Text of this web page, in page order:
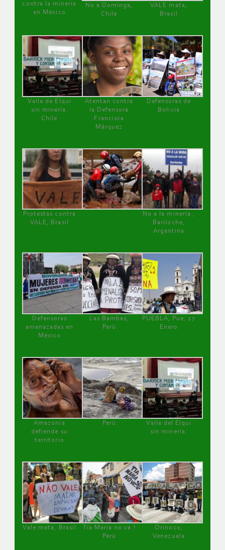
contra la minería
en México
No a Dominga,
Chile
VALE mata,
Brasil
Valle de Elqui
sin minería.
Chile
Atentan contra
la Defensora
Francisca
Márquez
Defensoras de
Bolivia
Protestas contra
VALE, Brasil
No a la minería ,
Bariloche,
Argentina
Defensoras
amenazadas en
México
Las Bambas,
Perú
PUEBLA, Pue, 27
Enero
Amazonía
defiende su
territorio
Perú
Valle del Elqui
sin minería.
Vale mata, Brasil
Tía María no va !
Perú
Orinoco,
Venezuela